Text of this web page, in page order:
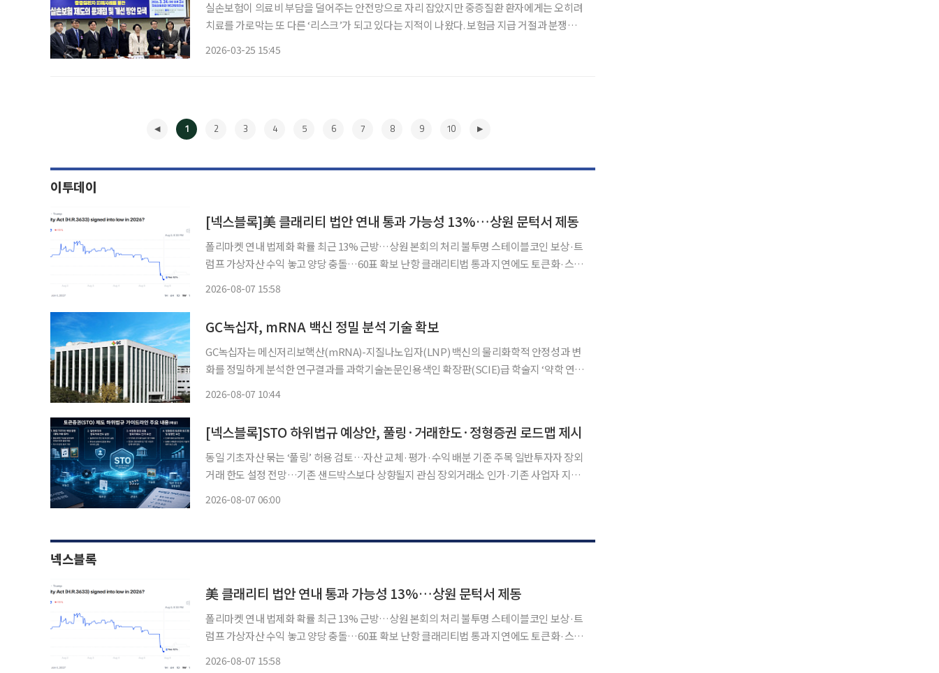
실손보험이 의료비 부담을 덜어주는 안전망으로 자리 잡았지만 중증질환 환자에게는 오히려
치료를 가로막는 또 다른 ‘리스크’가 되고 있다는 지적이 나왔다. 보험금 지급 거절과 분쟁이
2026-03-25 15:45
1 2 3 4 5 6 7 8 9 10
이투데이
[넥스블록]美 클래리티 법안 연내 통과 가능성 13%…상원 문턱서 제동
폴리마켓 연내 법제화 확률 최근 13% 근방…상원 본회의 처리 불투명 스테이블코인 보상·트
럼프 가상자산 수익 놓고 양당 충돌…60표 확보 난항 클래리티법 통과 지연에도 토큰화·스테
2026-08-07 15:58
GC녹십자, mRNA 백신 정밀 분석 기술 확보
GC녹십자는 메신저리보핵산(mRNA)-지질나노입자(LNP) 백신의 물리화학적 안정성과 변
화를 정밀하게 분석한 연구결과를 과학기술논문인용색인 확장판(SCIE)급 학술지 ‘약학 연구
2026-08-07 10:44
[넥스블록]STO 하위법규 예상안, 풀링·거래한도·정형증권 로드맵 제시
동일 기초자산 묶는 ‘풀링’ 허용 검토…자산 교체·평가·수익 배분 기준 주목 일반투자자 장외
거래 한도 설정 전망…기존 샌드박스보다 상향될지 관심 장외거래소 인가·기존 사업자 지위
2026-08-07 06:00
넥스블록
美 클래리티 법안 연내 통과 가능성 13%…상원 문턱서 제동
폴리마켓 연내 법제화 확률 최근 13% 근방…상원 본회의 처리 불투명 스테이블코인 보상·트
럼프 가상자산 수익 놓고 양당 충돌…60표 확보 난항 클래리티법 통과 지연에도 토큰화·스테
2026-08-07 15:58